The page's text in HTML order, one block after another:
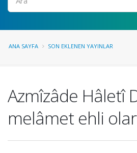
ANA SAYFA SON EKLENEN YAYINLAR
Azmîzâde Hâletî
melâmet ehli